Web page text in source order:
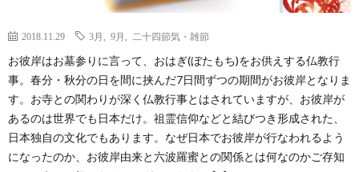
2018.11.29 3月 9月 二十四節気・雑節
お彼岸はお墓参りに言って、おはぎ(ぼたもち)をお供えする仏教行
事。春分・秋分の日を間に挟んだ7日間ずつの期間がお彼岸となりま
す。お寺との関わりが深く仏教行事とはされていますが、お彼岸が
あるのは世界でも日本だけ。祖霊信仰などと結びつき形成された、
日本独自の文化でもあります。なぜ日本でお彼岸が行なわれるよう
になったのか、お彼岸由来と六波羅蜜との関係とは何なのかご存知